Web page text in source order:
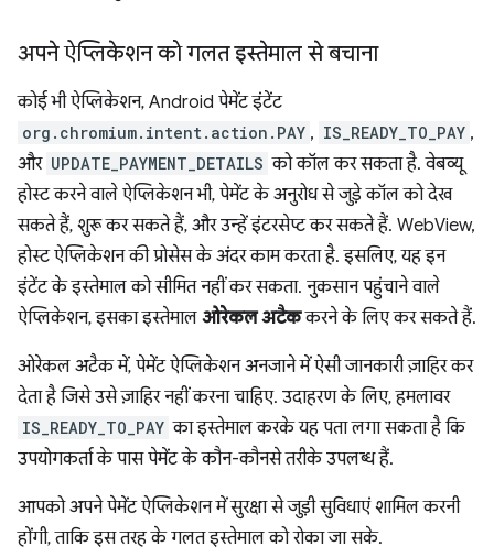
अपने ऐप्लिकेशन को गलत इस्तेमाल से बचाना
कोई भी ऐप्लिकेशन, Android पेमेंट इंटेंट
org.chromium.intent.action.PAY , IS_READY_TO_PAY ,
और UPDATE_PAYMENT_DETAILS को कॉल कर सकता है. वेबव्यू
होस्ट करने वाले ऐप्लिकेशन भी, पेमेंट के अनुरोध से जुड़े कॉल को देख
सकते हैं, शुरू कर सकते हैं, और उन्हें इंटरसेप्ट कर सकते हैं. WebView,
होस्ट ऐप्लिकेशन की प्रोसेस के अंदर काम करता है. इसलिए, यह इन
इंटेंट के इस्तेमाल को सीमित नहीं कर सकता. नुकसान पहुंचाने वाले
ऐप्लिकेशन, इसका इस्तेमाल ओरेकल अटैककरने के लिए कर सकते हैं.
ओरेकल अटैक में, पेमेंट ऐप्लिकेशन अनजाने में ऐसी जानकारी ज़ाहिर कर
देता है जिसे उसे ज़ाहिर नहीं करना चाहिए. उदाहरण के लिए, हमलावर
IS_READY_TO_PAY का इस्तेमाल करके यह पता लगा सकता है कि
उपयोगकर्ता के पास पेमेंट के कौन-कौनसे तरीके उपलब्ध हैं.
आपको अपने पेमेंट ऐप्लिकेशन में सुरक्षा से जुड़ी सुविधाएं शामिल करनी
होंगी, ताकि इस तरह के गलत इस्तेमाल को रोका जा सके.